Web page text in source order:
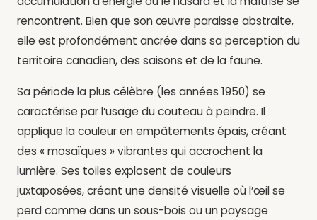
rencontrent. Bien que son œuvre paraisse abstraite,
elle est profondément ancrée dans sa perception du
territoire canadien, des saisons et de la faune.
Sa période la plus célèbre (les années 1950) se
caractérise par l’usage du couteau à peindre. Il
applique la couleur en empâtements épais, créant
des « mosaïques » vibrantes qui accrochent la
lumière. Ses toiles explosent de couleurs
juxtaposées, créant une densité visuelle où l’œil se
perd comme dans un sous-bois ou un paysage